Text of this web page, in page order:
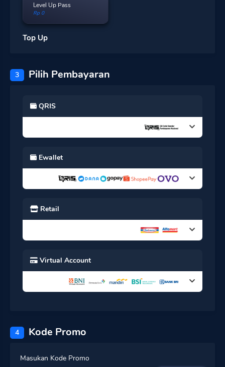
Level Up Pass
Rp 0
Top Up
3 Pilih Pembayaran
QRIS
Ewallet
Retail
Virtual Account
4 Kode Promo
Masukan Kode Promo